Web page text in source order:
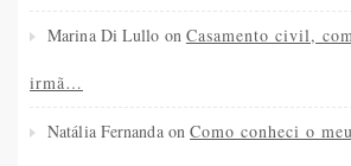
Marina Di Lullo on Casamento civil,
irmã…
Natália FernandaonComo conheci o